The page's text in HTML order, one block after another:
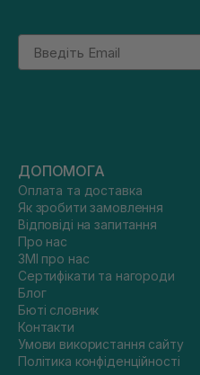
Email
ДОПОМОГА
Оплата та доставка
Як зробити замовлення
Відповіді на запитання
Про нас
ЗМІ про нас
Сертифікати та нагороди
Блог
Бюті словник
Контакти
Умови використання сайту
Політика конфіденційності